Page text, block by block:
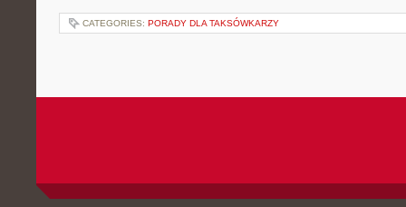
CATEGORIES: PORADY DLA TAKSÓWKARZY